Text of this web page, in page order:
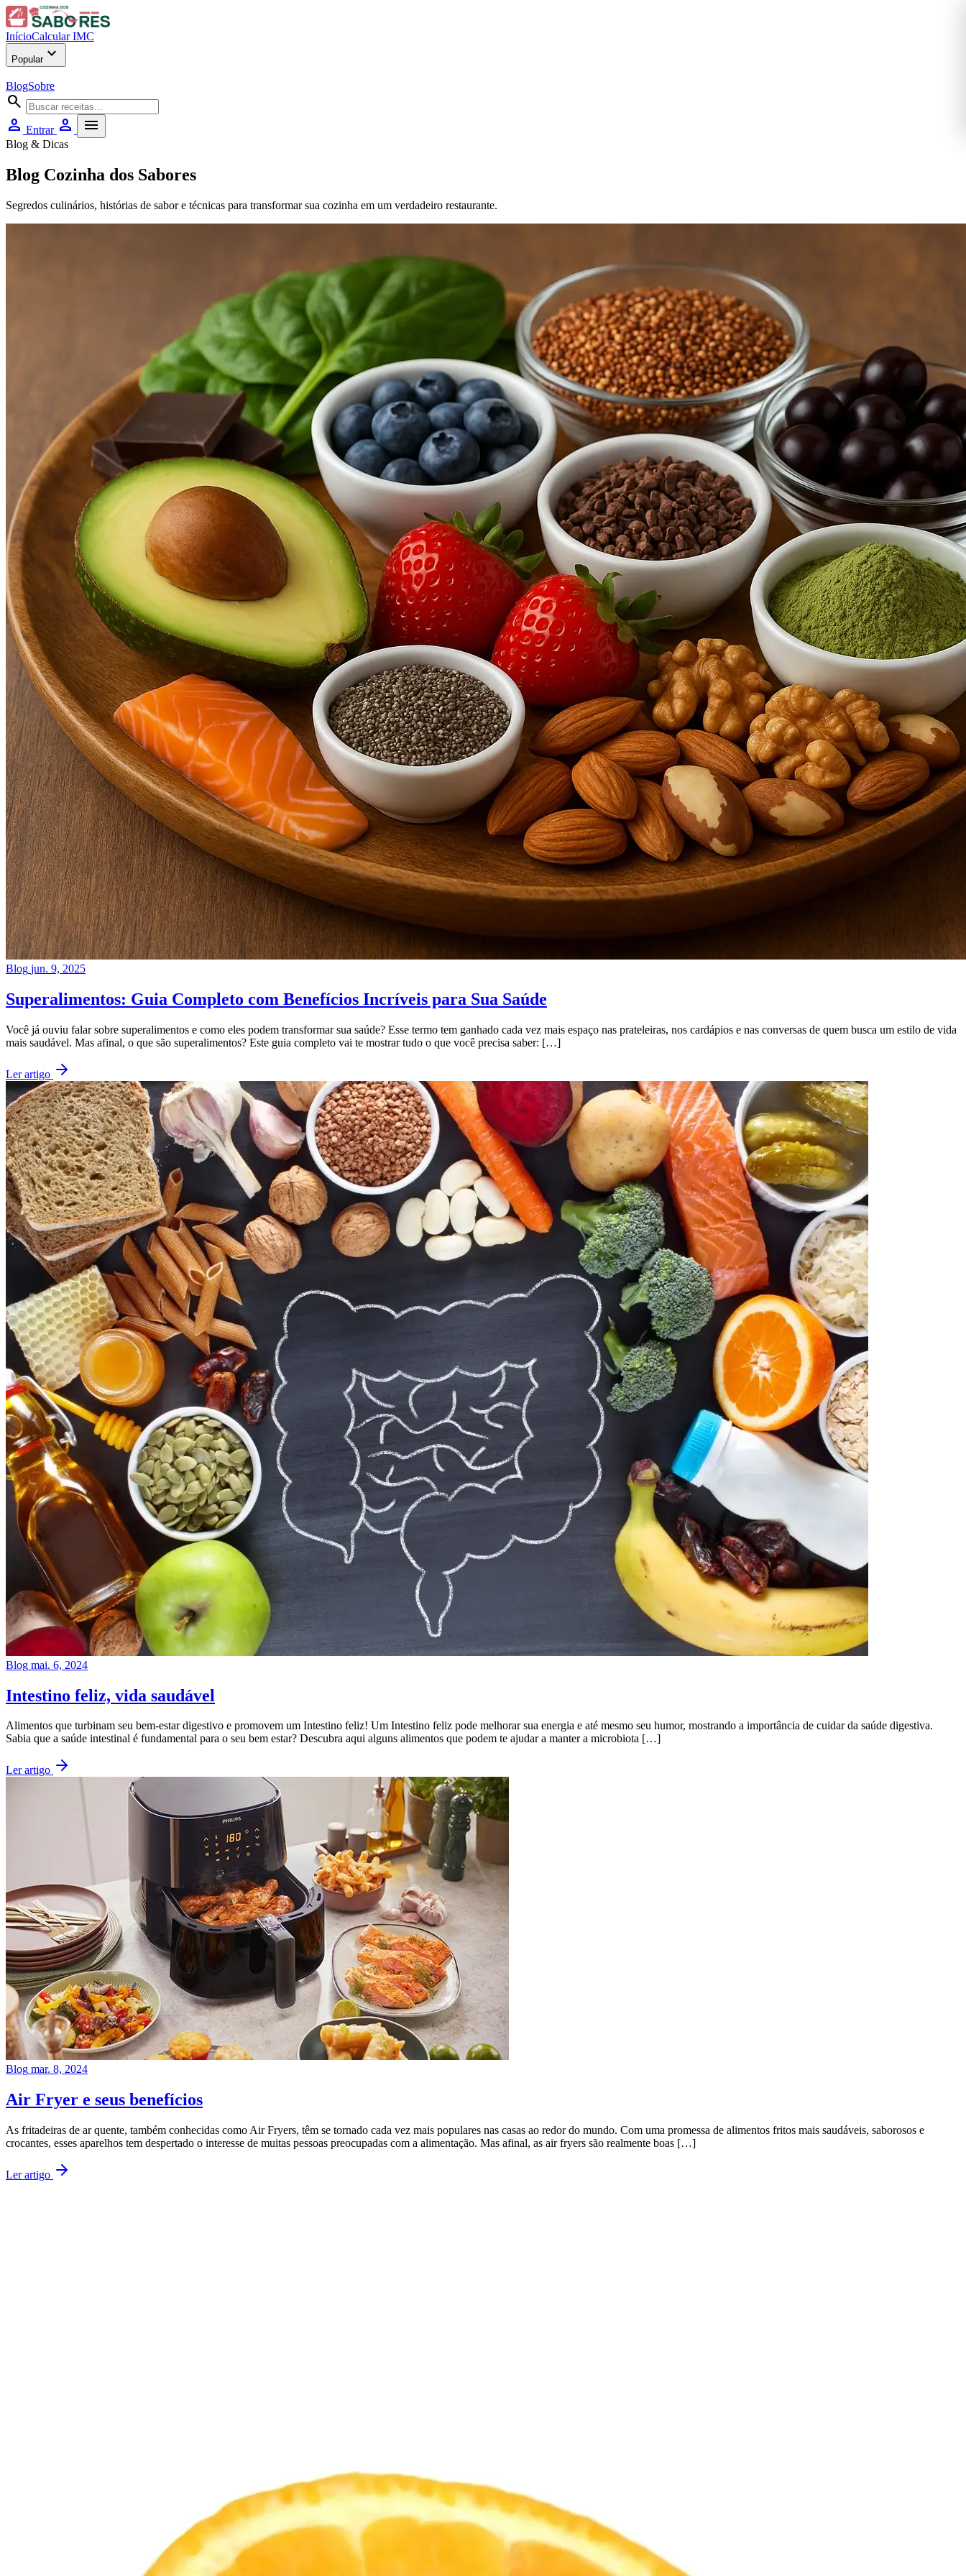
InícioCalcular IMC
Popularexpand_more
BlogSobre
search
person Entrar person menu
Blog & Dicas
Blog Cozinha dos Sabores
Segredos culinários, histórias de sabor e técnicas para transformar sua cozinha em um verdadeiro restaurante.
Blog jun. 9, 2025
Superalimentos: Guia Completo com Benefícios Incríveis para Sua Saúde
Você já ouviu falar sobre superalimentos e como eles podem transformar sua saúde? Esse termo tem ganhado cada vez mais espaço nas prateleiras, nos cardápios e nas conversas de quem busca um estilo de vida
mais saudável. Mas afinal, o que são superalimentos? Este guia completo vai te mostrar tudo o que você precisa saber: […]
Ler artigo
Blog mai. 6, 2024
Intestino feliz, vida saudável
Alimentos que turbinam seu bem-estar digestivo e promovem um Intestino feliz! Um Intestino feliz pode melhorar sua energia e até mesmo seu humor, mostrando a importância de cuidar da saúde digestiva.
Sabia que a saúde intestinal é fundamental para o seu bem estar? Descubra aqui alguns alimentos que podem te ajudar a manter a microbiota […]
Ler artigo
Blog mar. 8, 2024
Air Fryer e seus benefícios
As fritadeiras de ar quente, também conhecidas como Air Fryers, têm se tornado cada vez mais populares nas casas ao redor do mundo. Com uma promessa de alimentos fritos mais saudáveis, saborosos e
crocantes, esses aparelhos tem despertado o interesse de muitas pessoas preocupadas com a alimentação. Mas afinal, as air fryers são realmente boas […]
Ler artigo